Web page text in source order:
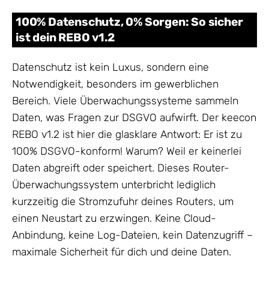
100% Datenschutz, 0% Sorgen: So sicher
ist dein REBO v1.2
Datenschutz ist kein Luxus, sondern eine
Notwendigkeit, besonders im gewerblichen
Bereich. Viele Überwachungssysteme sammeln
Daten, was Fragen zur DSGVO aufwirft. Der keecon
REBO v1.2 ist hier die glasklare Antwort: Er ist zu
100% DSGVO-konform! Warum? Weil er keinerlei
Daten abgreift oder speichert. Dieses Router-
Überwachungssystem unterbricht lediglich
kurzzeitig die Stromzufuhr deines Routers, um
einen Neustart zu erzwingen. Keine Cloud-
Anbindung, keine Log-Dateien, kein Datenzugriff –
maximale Sicherheit für dich und deine Daten.